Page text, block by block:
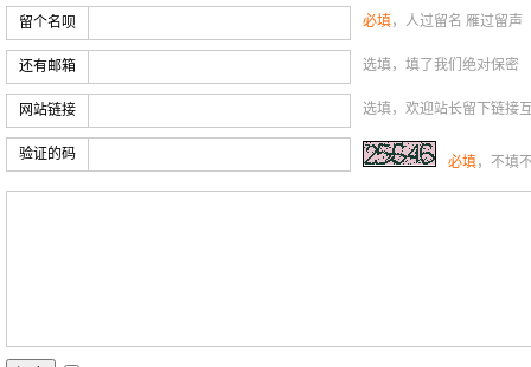
留个名呗 必填，人过留名 雁过留声
还有邮箱 选填，填了我们绝对保密
网站链接 选填，欢迎站长留下链接
验证的码 必填，不填